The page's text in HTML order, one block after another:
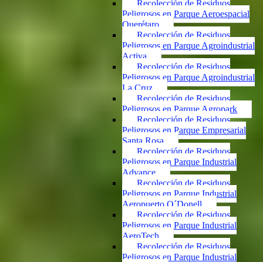
Recolección de Residuos
Peligrosos en Parque Aeroespacial
Querétaro
Recolección de Residuos
Peligrosos en Parque Agroindustrial
Activa
Recolección de Residuos
Peligrosos en Parque Agroindustrial
La Cruz
Recolección de Residuos
Peligrosos en Parque Agropark
Recolección de Residuos
Peligrosos en Parque Empresarial
Santa Rosa
Recolección de Residuos
Peligrosos en Parque Industrial
Advance
Recolección de Residuos
Peligrosos en Parque Industrial
Aeropuerto O´Donell
Recolección de Residuos
Peligrosos en Parque Industrial
AeroTech
Recolección de Residuos
Peligrosos en Parque Industrial